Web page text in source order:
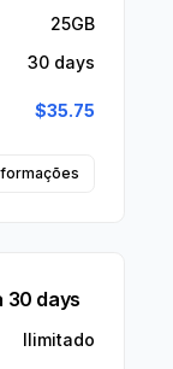
25GB
30 days
$35.75
30 days
Ilimitado